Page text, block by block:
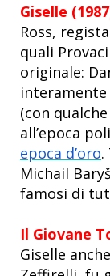
Giselle
Ross, regista
quali
originale:
interamente
(con
all’epoca
epoca d’oro.
Michail
famosi di
Il Giovane
Giselle